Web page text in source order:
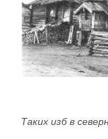
Таких изб в